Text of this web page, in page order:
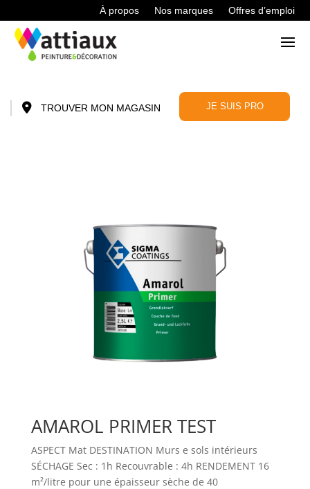
À propos Nos marques Offres d’emploi
TROUVER MON MAGASIN JE SUIS PRO
AMAROL PRIMER TEST
ASPECT Mat DESTINATION Murs e sols intérieurs
SÉCHAGE Sec : 1h Recouvrable : 4h RENDEMENT 16
m²/litre pour une épaisseur sèche de 40